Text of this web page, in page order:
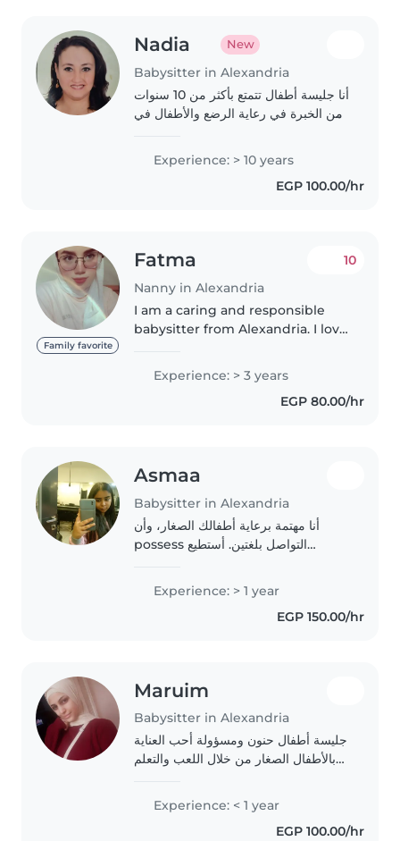
Nadia New
Babysitter in Alexandria
أنا جليسة أطفال تتمتع بأكثر من 10 سنوات
من الخبرة في رعاية الرضع والأطفال في
والقراءة واللعب معهم، كما أنني أستطيع
Experience: > 10 years
EGP 100.00/hr
Family favorite
Fatma
Nanny in Alexandria
10
I am a caring and responsible
babysitter from Alexandria. I love
and taking care of them. I am
patient, friendly, and I enjoy
playing with kids and helping..
Experience: > 3 years
EGP 80.00/hr
Asmaa
Babysitter in Alexandria
أنا مهتمة برعاية أطفالك الصغار، وأن
possess التواصل بلغتين. أستطيع
experienced mom looking
forward to meeting your lovely..
Experience: > 1 year
EGP 150.00/hr
Maruim
Babysitter in Alexandria
جليسة أطفال حنون ومسؤولة أحب العناية
بالأطفال الصغار من خلال اللعب والتعلم
حماس لتلبية احتياجات أطفالكم. متوفر في
Experience: < 1 year
EGP 100.00/hr